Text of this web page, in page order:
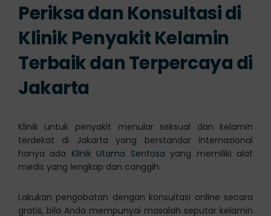
Periksa dan Konsultasi di
Klinik Penyakit Kelamin
Terbaik dan Terpercaya di
Jakarta
Klinik untuk penyakit menular seksual dan kelamin
terdekat di Jakarta yang berstandar internasional
hanya ada Klinik Utama Sentosa yang memiliki alat
medis yang lengkap dan canggih.
Lakukan pengobatan dengan konsultasi online secara
gratis, bila Anda mempunyai masalah seputar kelamin